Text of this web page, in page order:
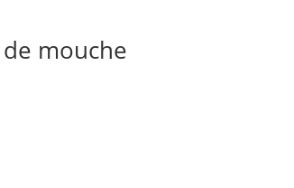
mouche